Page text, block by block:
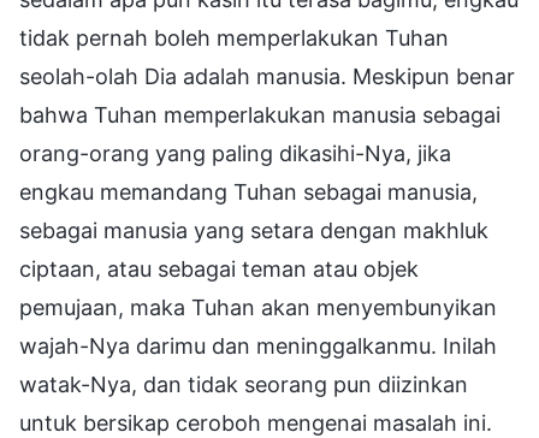
tidak pernah boleh memperlakukan Tuhan
seolah-olah Dia adalah manusia. Meskipun benar
bahwa Tuhan memperlakukan manusia sebagai
orang-orang yang paling dikasihi-Nya, jika
engkau memandang Tuhan sebagai manusia,
sebagai manusia yang setara dengan makhluk
ciptaan, atau sebagai teman atau objek
pemujaan, maka Tuhan akan menyembunyikan
wajah-Nya darimu dan meninggalkanmu. Inilah
watak-Nya, dan tidak seorang pun diizinkan
untuk bersikap ceroboh mengenai masalah ini.